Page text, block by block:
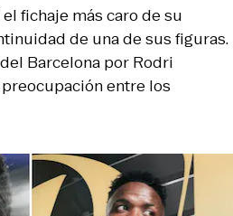
fichaje más caro de su
de una de sus figuras.
Barcelona por Rodri
entre los